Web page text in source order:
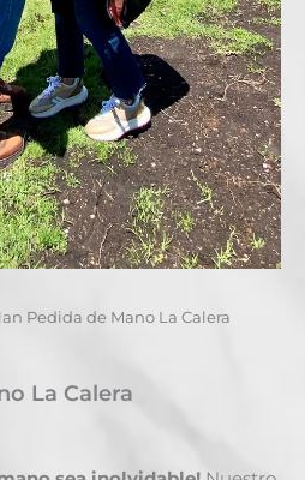
Pedida de Mano La Calera
La Calera